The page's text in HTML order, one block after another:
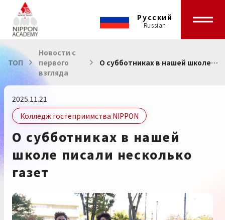
Русский
ТОП
Новости с
первого
взгляда
О субботниках в нашей школе
2025.11.21
Колледж гостеприимства NIPPON
О субботниках в нашей
школе писали несколько
газет